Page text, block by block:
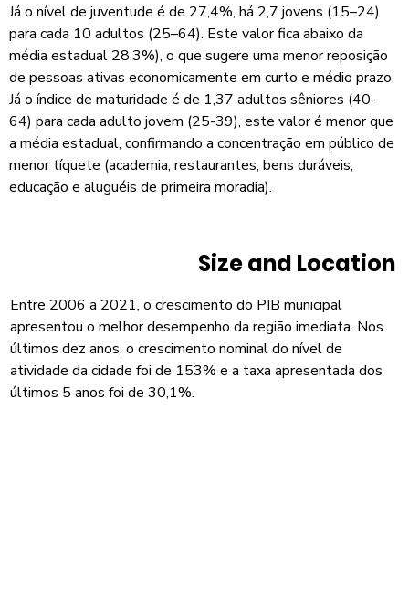
Já o nível de juventude é de 27,4%, há 2,7 jovens (15–24)
para cada 10 adultos (25–64). Este valor fica abaixo da
média estadual 28,3%), o que sugere uma menor reposição
de pessoas ativas economicamente em curto e médio prazo.
Já o índice de maturidade é de 1,37 adultos sêniores (40-
64) para cada adulto jovem (25-39), este valor é menor que
a média estadual, confirmando a concentração em público de
menor tíquete (academia, restaurantes, bens duráveis,
educação e aluguéis de primeira moradia).
Size and Location
Entre 2006 a 2021, o crescimento do PIB municipal
apresentou o melhor desempenho da região imediata. Nos
últimos dez anos, o crescimento nominal do nível de
atividade da cidade foi de 153% e a taxa apresentada dos
últimos 5 anos foi de 30,1%.